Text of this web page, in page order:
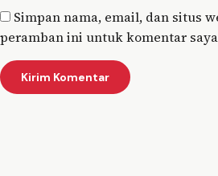
Simpan nama, email, dan situs
peramban ini untuk komentar